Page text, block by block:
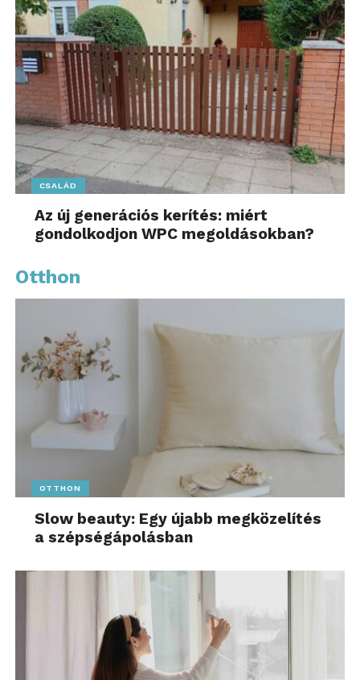
CSALÁD
Az új generációs kerítés: miért
gondolkodjon WPC megoldásokban?
Otthon
OTTHON
Slow beauty: Egy újabb megközelítés
a szépségápolásban